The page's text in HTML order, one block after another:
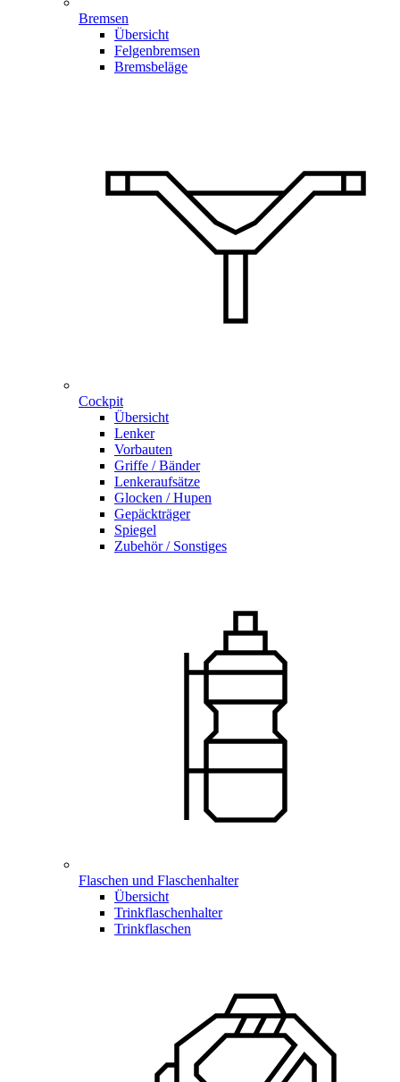
Bremsen
Übersicht
Felgenbremsen
Bremsbeläge
Cockpit
Übersicht
Lenker
Vorbauten
Griffe / Bänder
Lenkeraufsätze
Glocken / Hupen
Gepäckträger
Spiegel
Zubehör / Sonstiges
Flaschen und Flaschenhalter
Übersicht
Trinkflaschenhalter
Trinkflaschen